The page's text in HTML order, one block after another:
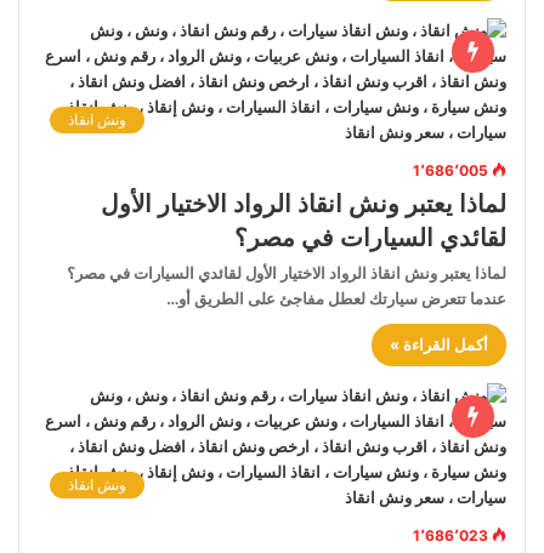
ونش انقاذ
1٬686٬005
لماذا يعتبر ونش انقاذ الرواد الاختيار الأول
لقائدي السيارات في مصر؟
لماذا يعتبر ونش انقاذ الرواد الاختيار الأول لقائدي السيارات في مصر؟
عندما تتعرض سيارتك لعطل مفاجئ على الطريق أو…
أكمل القراءة »
ونش انقاذ
1٬686٬023